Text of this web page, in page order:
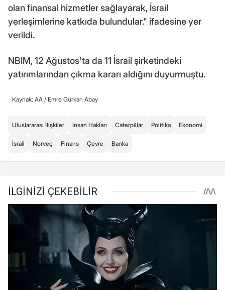
olan finansal hizmetler sağlayarak, İsrail
yerleşimlerine katkıda bulundular." ifadesine yer
verildi.
NBIM, 12 Ağustos'ta da 11 İsrail şirketindeki
yatırımlarından çıkma kararı aldığını duyurmuştu.
Kaynak: AA / Emre Gürkan Abay
Uluslararası İlişkiler İnsan Hakları Caterpillar Politika Ekonomi
İsrail Norveç Finans Çevre Banka